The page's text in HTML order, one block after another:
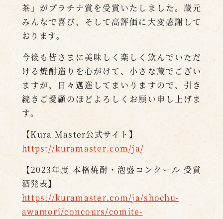
茶」がプラチナ賞を受賞いたしました。蔵元
みんなで喜び、そして高評価に大変感謝して
おります。
今後も皆さまに美味しく楽しく飲んでいただ
ける焼酎造りを心がけて、小さな蔵でござい
ますが、日々邁進してまいりますので、引き
続きご愛顧のほどよろしくお願い申し上げま
す。
【Kura Master公式サイト】
https://kuramaster.com/ja/
【2023年度 本格焼酎・泡盛コンクール 受賞
酒発表】
https://kuramaster.com/ja/shochu-
awamori/concours/comite-